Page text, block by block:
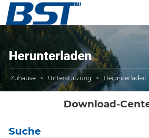
Herunterladen
Zuhause > Unterstützung > Herunterladen
Download-
Suche